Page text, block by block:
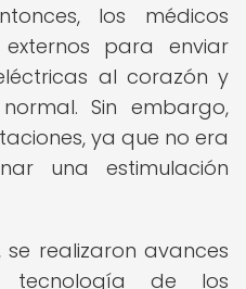
los médicos
para enviar
al corazón y
Sin embargo,
ya que no era
una estimulación
realizaron avances
tecnología de los